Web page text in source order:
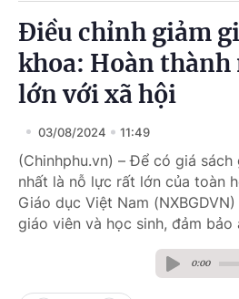
Điều chỉnh giảm
khoa: Hoàn thành
lớn với xã hội
03/08/2024 11:49
(Chinhphu.vn) – Để có giá
nhất là nỗ lực rất lớn của toàn
Giáo dục Việt Nam
giáo viên và học sinh, đảm bảo
0:00